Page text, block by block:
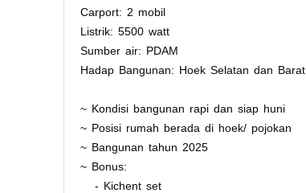
Carport: 2 mobil
Listrik: 5500 watt
Sumber air: PDAM
Hadap Bangunan: Hoek Selatan dan Barat
~ Kondisi bangunan rapi dan siap huni
~ Posisi rumah berada di hoek/ pojokan
~ Bangunan tahun 2025
~ Bonus:
- Kichent set